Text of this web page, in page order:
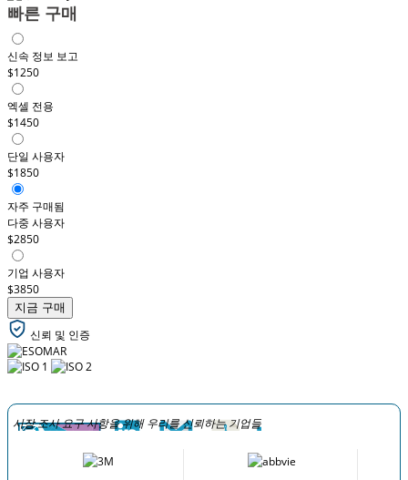
빠른 구매
신속 정보 보고
$1250
엑셀 전용
$1450
단일 사용자
$1850
자주 구매됨
다중 사용자
$2850
기업 사용자
$3850
지금 구매
신뢰 및 인증
시장 조사 요구 사항을 위해 우리를 신뢰하는 기업들